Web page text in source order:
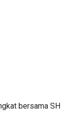
bersama SH